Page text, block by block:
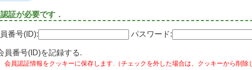
証が必要です．
番号(ID): パスワード:
員番号(ID)を記録する.
会員認証情報をクッキーに保存します.（チェックを外した場合は、クッキーから削除